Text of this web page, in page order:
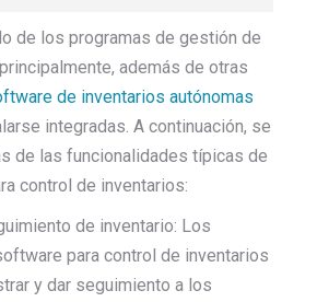
de los programas de gestión de
además de otras
de inventarios autónomas
integradas. A continuación, se
de las funcionalidades típicas de
control de inventarios:
de inventario: Los
para control de inventarios
y dar seguimiento a los